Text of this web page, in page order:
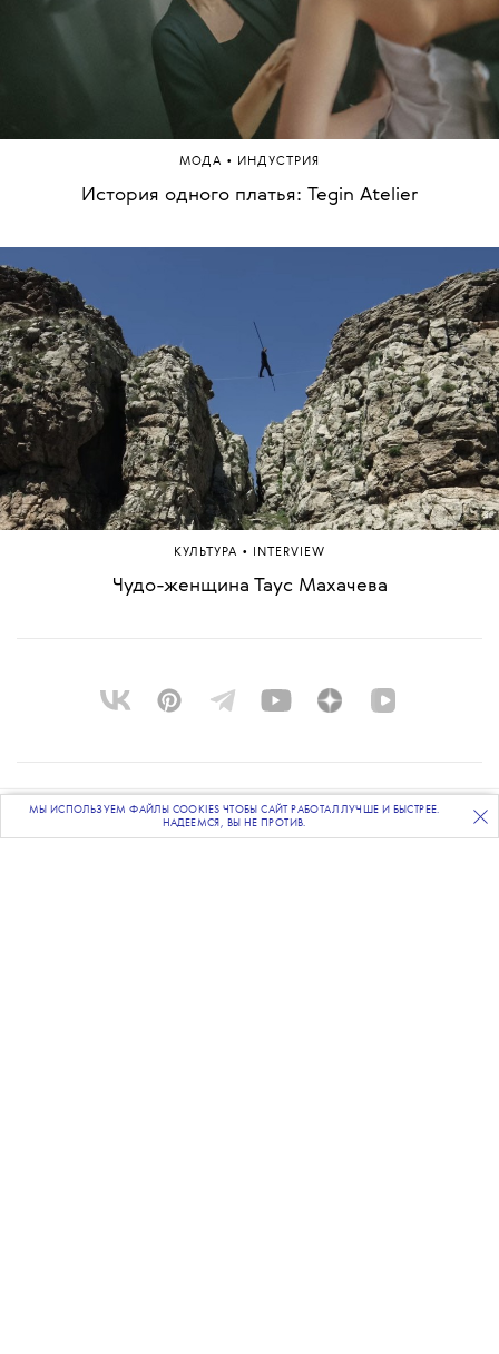
ПОДПИСЫВАЙТЕСЬНА НАШУ ВЕЧЕРНЮЮ РАССЫЛКУ
МОДА • ИНДУСТРИЯ
История одного платья: Tegin Atelier
КУЛЬТУРА • INTERVIEW
Чудо-женщина Таус Махачева
О ПРОЕКТЕ
КОМАНДА
МЫ ИСПОЛЬЗУЕМ ФАЙЛЫ COOKIES ЧТОБЫ САЙТ РАБОТАЛ ЛУЧШЕ И БЫСТРЕЕ.
НАДЕЕМСЯ, ВЫ НЕ ПРОТИВ.